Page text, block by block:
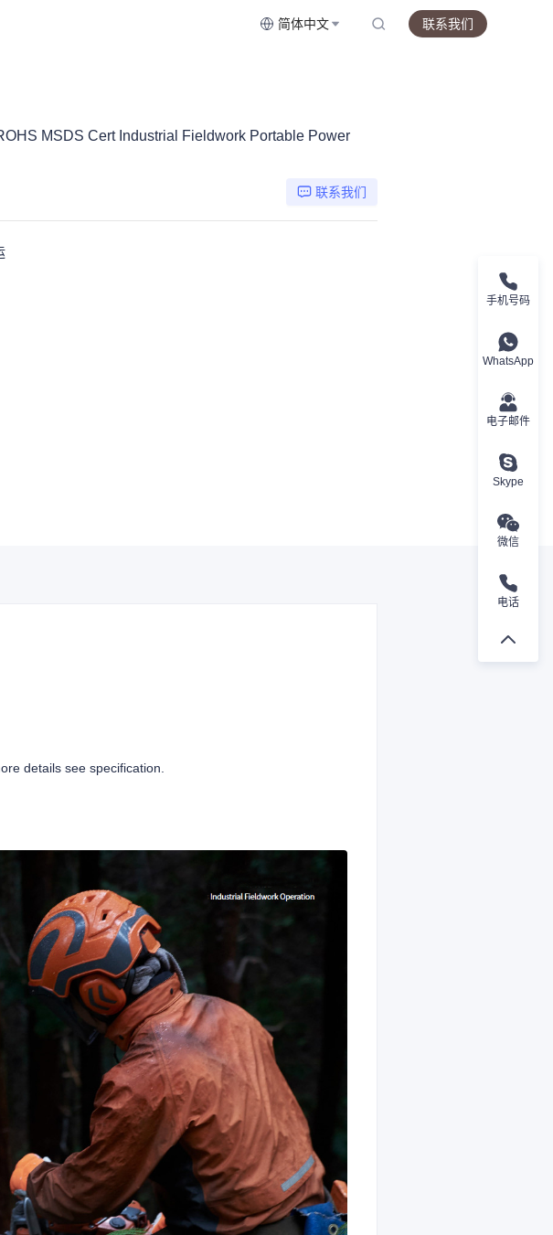
简体中文 联系我们
MSDS Cert Industrial Fieldwork Portable Power
联系我们
details see specification.
手机号码
WhatsApp
电子邮件
Skype
微信
电话